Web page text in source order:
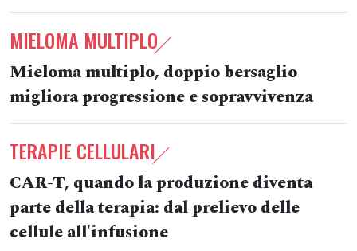
MIELOMA MULTIPLO
Mieloma multiplo, doppio bersaglio
migliora progressione e sopravvivenza
TERAPIE CELLULARI
CAR-T, quando la produzione diventa
parte della terapia: dal prelievo delle
cellule all'infusione